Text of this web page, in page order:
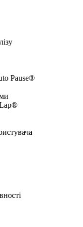
Pause®
Lap®